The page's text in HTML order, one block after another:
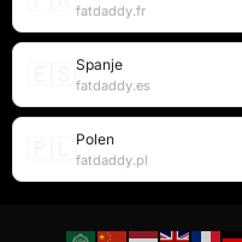
fatdaddy.fr
Spanje
fatdaddy.es
Polen
fatdaddy.pl